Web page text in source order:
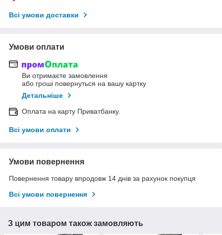
Всі умови доставки
Умови оплати
Ви отримаєте замовлення
або гроші повернуться на вашу картку
Детальніше
Оплата на карту Приватбанку.
Всі умови оплати
Умови повернення
Повернення товару впродовж 14 днів за рахунок покупця
Всі умови повернення
З цим товаром також замовляють